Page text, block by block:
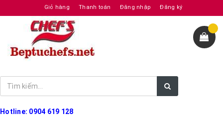
Giỏ hàng Thanh toán Đăng nhập Đăng ký
Hotline: 0904 619 128